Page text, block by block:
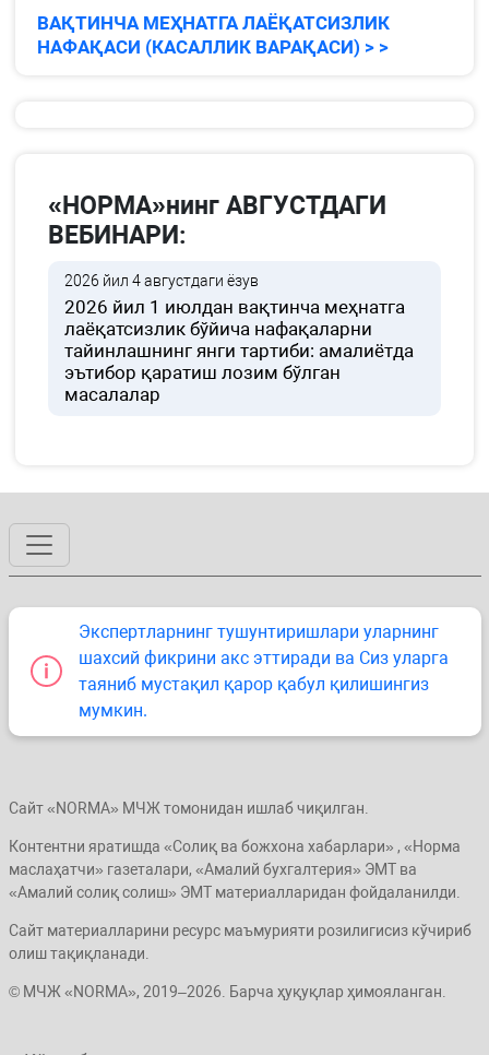
ВАҚТИНЧА МЕҲНАТГА ЛАЁҚАТСИЗЛИК
НАФАҚАСИ (КАСАЛЛИК ВАРАҚАСИ) > >
«НОРМА»нинг АВГУСТДАГИ
ВЕБИНАРИ:
2026 йил 4 августдаги ёзув
2026 йил 1 июлдан вақтинча меҳнатга
лаёқатсизлик бўйича нафақаларни
тайинлашнинг янги тартиби: амалиётда
эътибор қаратиш лозим бўлган
масалалар
Экспертларнинг тушунтиришлари уларнинг
шахсий фикрини акс эттиради ва Сиз уларга
таяниб мустақил қарор қабул қилишингиз
мумкин.
Сайт «NORMA» МЧЖ томонидан ишлаб чиқилган.
Контентни яратишда «Солиқ ва божхона хабарлари» , «Норма
маслаҳатчи» газеталари, «Амалий бухгалтерия» ЭМТ ва
«Амалий солиқ солиш» ЭМТ материалларидан фойдаланилди.
Сайт материалларини ресурс маъмурияти розилигисиз кўчириб
олиш тақиқланади.
© МЧЖ «NORMA», 2019–2026. Барча ҳуқуқлар ҳимояланган.